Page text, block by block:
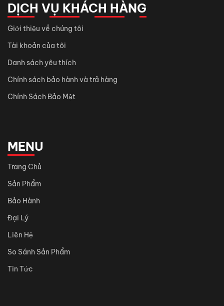
DỊCH VỤ KHÁCH HÀNG
Giới thiệu về chúng tôi
Tài khoản của tôi
Danh sách yêu thích
Chính sách bảo hành và trả hàng
Chính Sách Bảo Mật
MENU
Trang Chủ
Sản Phẩm
Bảo Hành
Đại Lý
Liên Hệ
So Sánh Sản Phẩm
Tin Tức